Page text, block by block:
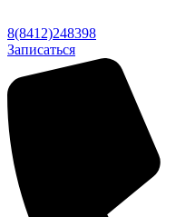
8(8412)248398
Записаться